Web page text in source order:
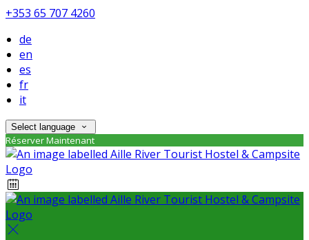
+353 65 707 4260
de
en
es
fr
it
Select language
Réserver Maintenant